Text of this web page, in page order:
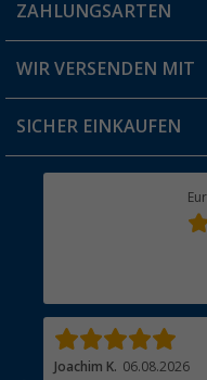
Blog
Jobs & Karriere
FAQ & Kontakt
Versandinformationen
Rücksendung
ZAHLUNGSARTEN
WIR VERSENDEN MIT
SICHER EINKAUFEN
Joachim K. 06.08.2026